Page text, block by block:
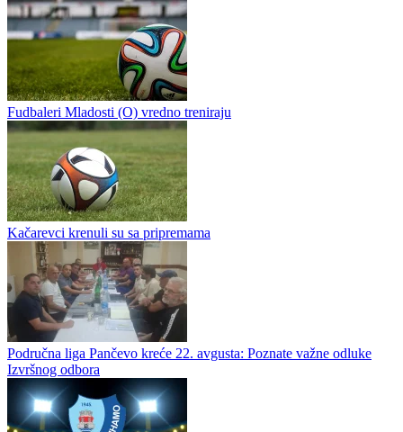
Fudbaleri Mladosti (O) vredno treniraju
Kačarevci krenuli su sa pripremama
Područna liga Pančevo kreće 22. avgusta: Poznate važne odluke
Izvršnog odbora